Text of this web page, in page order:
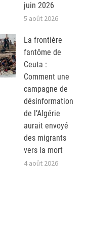
juin 2026
5 août 2026
La frontière
fantôme de
Ceuta :
Comment une
campagne de
désinformation
de l’Algérie
aurait envoyé
des migrants
vers la mort
4 août 2026